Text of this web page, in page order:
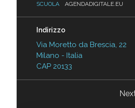
SCUOLA
AGENDADIGITALE.EU
Indirizzo
Via Moretto da Brescia, 22
Milano - Italia
CAP 20133